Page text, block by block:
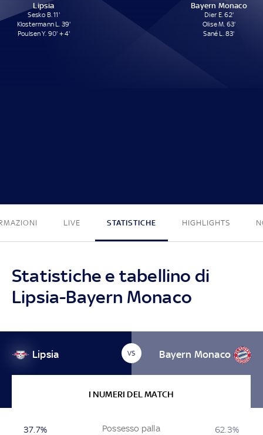
Lipsia
Sesko B. 11'
Klostermann L. 39'
Poulsen Y. 90' + 4'
Bayern Monaco
Dier E. 62'
Olise M. 63'
Sané L. 83'
LIVE STATISTICHE HIGHLIGHTS
Statistiche e tabellino di
Lipsia-Bayern Monaco
Lipsia VS Bayern Monaco
I NUMERI DEL MATCH
Possesso palla
37.7% 62.3%